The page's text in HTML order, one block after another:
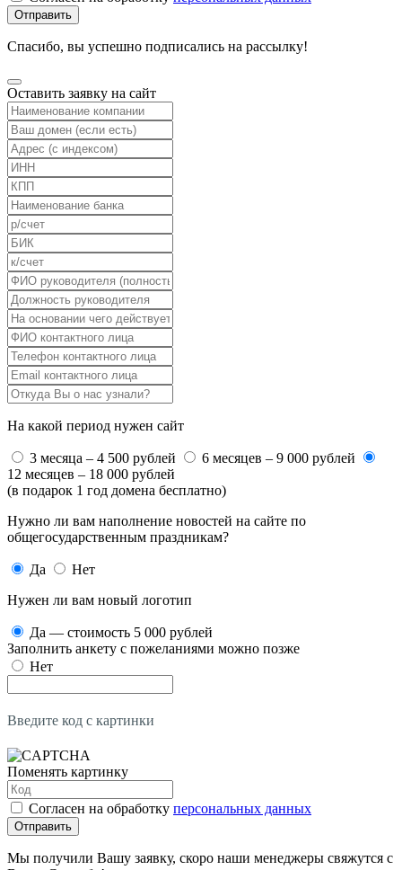
Отправить
Спасибо, вы успешно подписались на рассылку!
Оставить заявку на сайт
На какой период нужен сайт
3 месяца – 4 500 рублей
6 месяцев – 9 000 рублей
12 месяцев – 18 000 рублей
(в подарок 1 год домена бесплатно)
Нужно ли вам наполнение новостей на сайте по
общегосударственным праздникам?
Да
Нет
Нужен ли вам новый логотип
Да — стоимость 5 000 рублей
Заполнить анкету с пожеланиями можно позже
Нет
Введите код с картинки
Поменять картинку
Согласен на обработку персональных данных
Отправить
Мы получили Вашу заявку, скоро наши менеджеры свяжутся с